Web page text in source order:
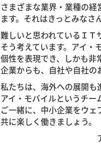
さまざまな業界・業種の
ます。それはきっとみなさ
難しいと思われているＩ
そう考えています。アイ
個性を表現でき、しかも非
企業からも、自社や自社の
私たちは、海外への展開も
アイ・モバイルというチー
ご一緒に、中小企業をウェ
共に楽しく働きましょう。